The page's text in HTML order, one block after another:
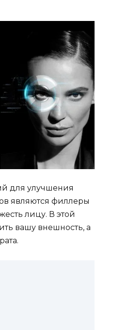
для улучшения
являются филлеры
лицу. В этой
вашу внешность, а